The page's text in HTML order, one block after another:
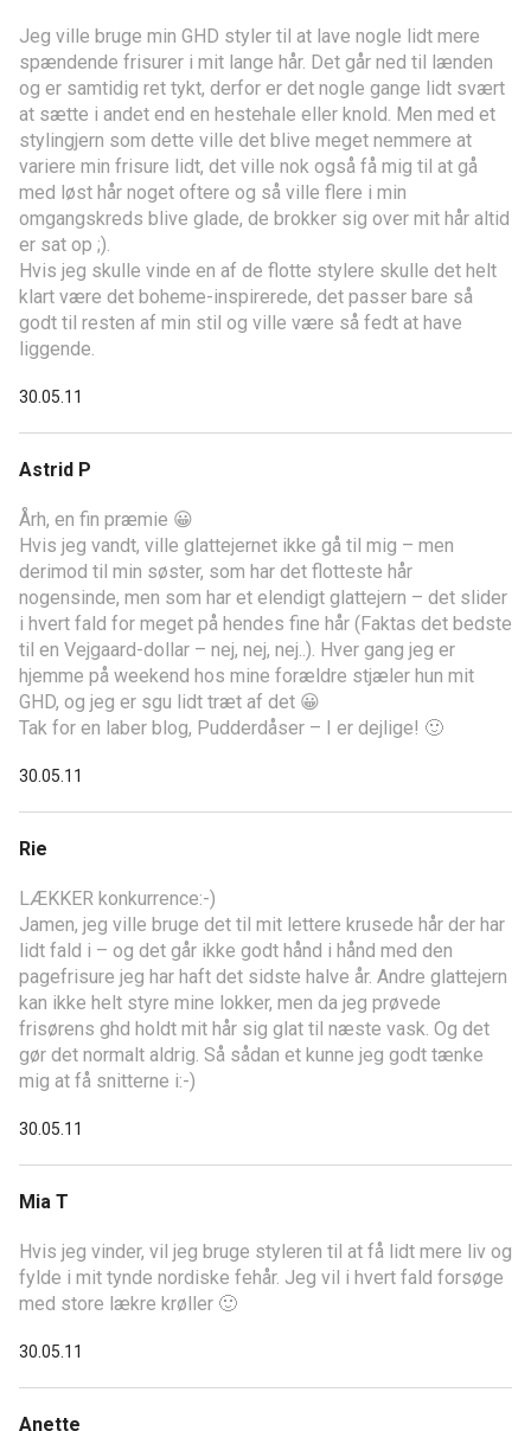
Jeg ville bruge min GHD styler til at lave nogle lidt mere
spændende frisurer i mit lange hår. Det går ned til lænden
og er samtidig ret tykt, derfor er det nogle gange lidt svært
at sætte i andet end en hestehale eller knold. Men med et
stylingjern som dette ville det blive meget nemmere at
variere min frisure lidt, det ville nok også få mig til at gå
med løst hår noget oftere og så ville flere i min
omgangskreds blive glade, de brokker sig over mit hår altid
er sat op ;).
Hvis jeg skulle vinde en af de flotte stylere skulle det helt
klart være det boheme-inspirerede, det passer bare så
godt til resten af min stil og ville være så fedt at have
liggende.
30.05.11
Astrid P
Årh, en fin præmie 😀
Hvis jeg vandt, ville glattejernet ikke gå til mig – men
derimod til min søster, som har det flotteste hår
nogensinde, men som har et elendigt glattejern – det slider
i hvert fald for meget på hendes fine hår (Faktas det bedste
til en Vejgaard-dollar – nej, nej, nej..). Hver gang jeg er
hjemme på weekend hos mine forældre stjæler hun mit
GHD, og jeg er sgu lidt træt af det 😀
Tak for en laber blog, Pudderdåser – I er dejlige! 🙂
30.05.11
Rie
LÆKKER konkurrence:-)
Jamen, jeg ville bruge det til mit lettere krusede hår der har
lidt fald i – og det går ikke godt hånd i hånd med den
pagefrisure jeg har haft det sidste halve år. Andre glattejern
kan ikke helt styre mine lokker, men da jeg prøvede
frisørens ghd holdt mit hår sig glat til næste vask. Og det
gør det normalt aldrig. Så sådan et kunne jeg godt tænke
mig at få snitterne i:-)
30.05.11
Mia T
Hvis jeg vinder, vil jeg bruge styleren til at få lidt mere liv og
fylde i mit tynde nordiske fehår. Jeg vil i hvert fald forsøge
med store lækre krøller 🙂
30.05.11
Anette